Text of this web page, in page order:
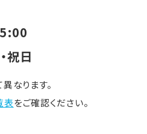
祝日
なります。
表をご確認ください。